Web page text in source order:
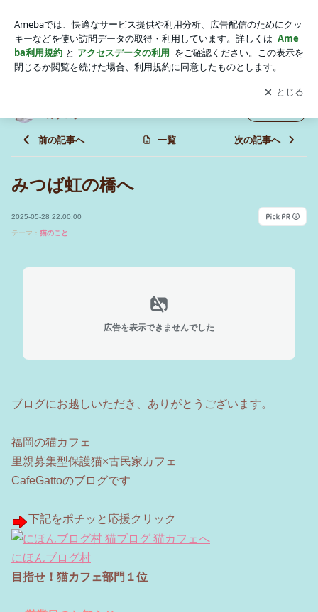
oのブログアプリをダウンロードして ブログの更新通知
を受け取りまし
ょう。
開く
のブログ
前の記事へ 一覧 次の記事へ
みつば虹の橋へ
2025-05-28 22:00:00
テーマ： 猫のこと
広告を表示できませんでした
ブログにお越しいただき、ありがとうございます。
福岡の猫カフェ
里親募集型保護猫×古民家カフェ
CafeGattoのブログです
下記をポチッと応援クリック
にほんブログ村
目指せ！猫カフェ部門１位